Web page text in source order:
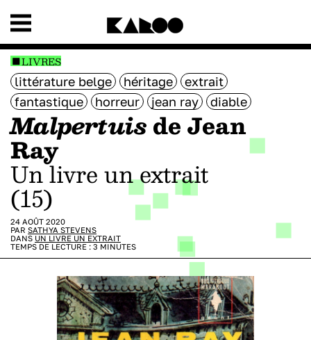
LIVRES
littérature belge héritage
extrait
fantastique
horreur jean ray diable
Malpertuisde Jean
Ray
Un livre un extrait
(15)
24 AOÛT 2020
PAR SATHYA STEVENS
DANS UN LIVRE UN EXTRAIT
TEMPS DE LECTURE : 3 MINUTES